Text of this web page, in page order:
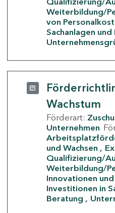
Weiterbildung/
von
Sachanlagen
Wachstum
Förderart:
Unternehmen
und Wachsen
Qualifizierung/
Weiterbildung/
Innovationen
Investitionen in
Beratung